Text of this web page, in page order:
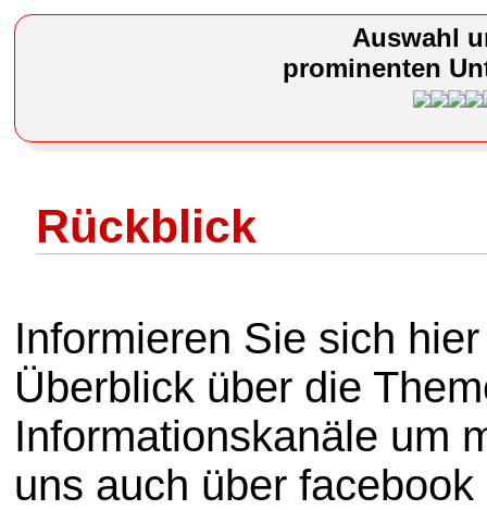
Auswahl
prominenten
Rückblick
Informieren Sie sich
Überblick über die
Informationskanäle um
uns auch über facebook